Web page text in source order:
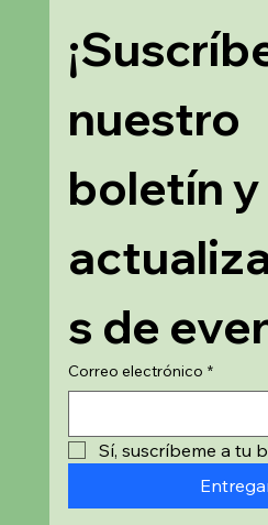
nuestro
boletín y
s de
Correo electrónico *
Sí, suscríbeme a tu